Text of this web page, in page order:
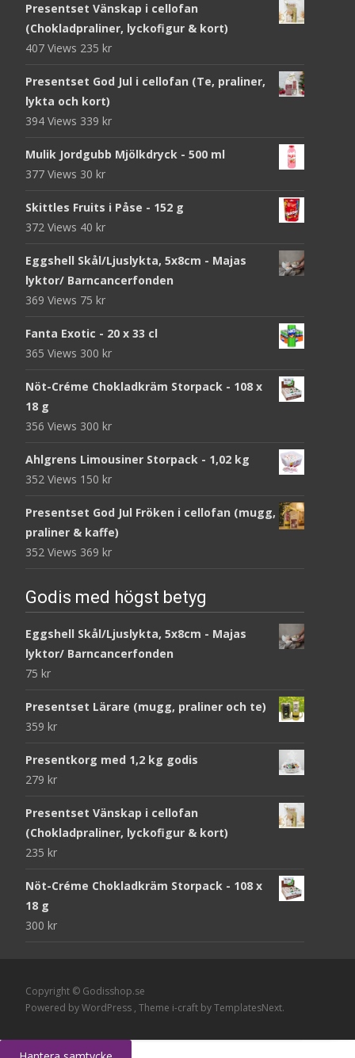
Presentset Vänskap i cellofan
(Chokladpraliner, lyckofigur & kort)
407 Views 235 kr
Presentset God Jul i cellofan (Te, praliner,
lykta och kort)
394 Views 339 kr
Mulik Jordgubb Mjölkdryck - 500 ml
377 Views 30 kr
Skittles Fruits i Påse - 152 g
372 Views 40 kr
Eggshell Skål/Ljuslykta, 5x8cm - Majas
lyktor/ Barncancerfonden
369 Views 75 kr
Fanta Exotic - 20 x 33 cl
365 Views 300 kr
Nöt-Créme Chokladkräm Storpack - 108 x
18 g
356 Views 300 kr
Ahlgrens Limousiner Storpack - 1,02 kg
352 Views 150 kr
Presentset God Jul Fröken i cellofan (mugg,
praliner & kaffe)
352 Views 369 kr
Godis med högst betyg
Eggshell Skål/Ljuslykta, 5x8cm - Majas
lyktor/ Barncancerfonden
75 kr
Presentset Lärare (mugg, praliner och te)
359 kr
Presentkorg med 1,2 kg godis
279 kr
Presentset Vänskap i cellofan
(Chokladpraliner, lyckofigur & kort)
235 kr
Nöt-Créme Chokladkräm Storpack - 108 x
18 g
300 kr
Copyright © Godisshop.se
Powered by WordPress , Theme i-craft by TemplatesNext.